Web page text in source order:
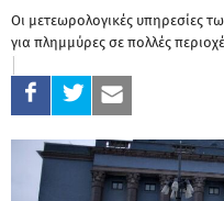
Οι μετεωρολογικές υπηρεσίες
για πλημμύρες σε πολλές